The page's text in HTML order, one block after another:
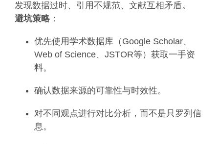
发现数据过时、引用不规范、文献互相矛盾。
避坑策略 ：
优先使用学术数据库（Google Scholar、
Web of Science、JSTOR等）获取一手资
料。
确认数据来源的可靠性与时效性。
对不同观点进行对比分析，而不是只罗列信
息。